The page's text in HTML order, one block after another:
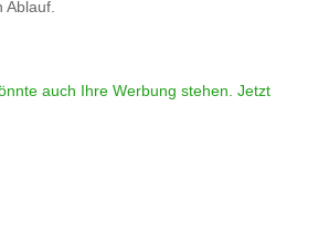
Ablauf.
auch Ihre Werbung stehen. Jetzt